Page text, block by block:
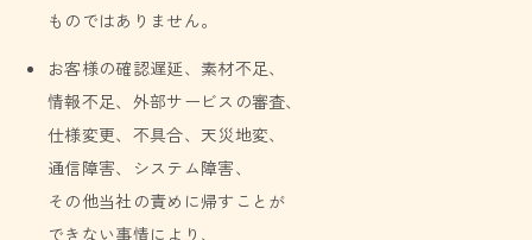
ものではありません。
お客様の確認遅延、素材不足、
情報不足、外部サービスの審査、
仕様変更、不具合、天災地変、
通信障害、システム障害、
その他当社の責めに帰すことが
できない事情により、